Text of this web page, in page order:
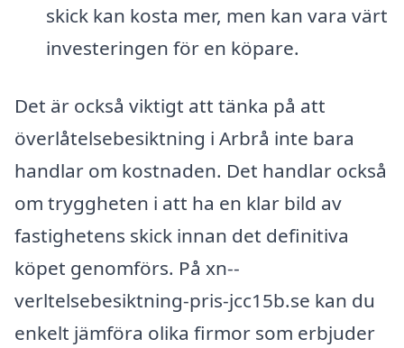
skick kan kosta mer, men kan vara värt
investeringen för en köpare.
Det är också viktigt att tänka på att
överlåtelsebesiktning i Arbrå inte bara
handlar om kostnaden. Det handlar också
om tryggheten i att ha en klar bild av
fastighetens skick innan det definitiva
köpet genomförs. På xn--
verltelsebesiktning-pris-jcc15b.se kan du
enkelt jämföra olika firmor som erbjuder